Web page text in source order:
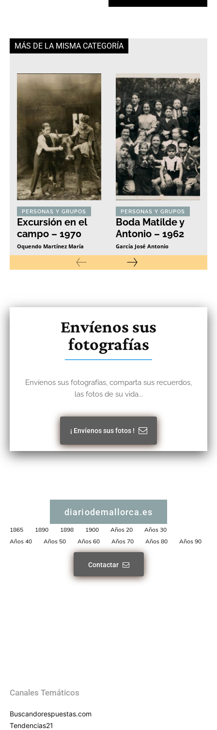
MÁS DE LA MISMA CATEGORÍA
PERSONAS Y GRUPOS
Excursión en el
campo – 1970
Oquendo Martínez María
PERSONAS Y GRUPOS
Boda Matilde y
Antonio – 1962
García José Antonio
Envíenos sus
fotografías
Envíenos sus fotografías, comparta sus recuerdos,
las fotos de su vida...
¡ Envíenos sus fotos !
diariodemallorca.es
1865 1890 1898 1900 Años 20
Años 30
Años 40
Años 50 Años 60 Años 70 Años 80 Años 90
Contactar
Canales Temáticos
Buscandorespuestas.com
Tendencias21